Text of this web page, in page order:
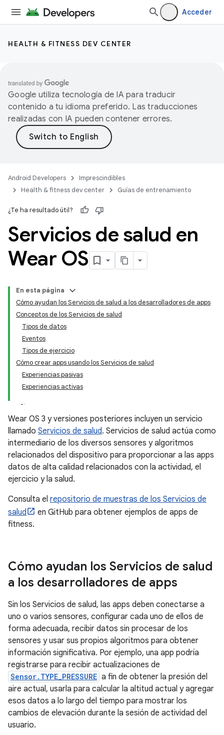
Acceder
HEALTH & FITNESS DEV CENTER
Google utiliza tecnología de IA para traducir
contenido a tu idioma preferido. Las traducciones
realizadas con IA pueden contener errores.
Android Developers
Imprescindibles
Health & fitness dev center
Guías de entrenamiento
¿Te ha resultado útil?
Servicios de salud en
Wear OS
En esta página
Cómo ayudan los Servicios de salud a los desarrolladores de apps
Conceptos de los Servicios de salud
Tipos de datos
Eventos
Tipos de ejercicio
Cómo crear apps usando los Servicios de salud
Experiencias pasivas
Experiencias activas
Wear OS 3 y versiones posteriores incluyen un servicio
llamado Servicios de salud. Servicios de salud actúa como
intermediario de los diversos sensores y algoritmos
relacionados del dispositivo para proporcionar a las apps
datos de alta calidad relacionados con la actividad, el
ejercicio y la salud.
Consulta el repositorio de muestras de los Servicios de
salud
en GitHub para obtener ejemplos de apps de
fitness.
Cómo ayudan los Servicios de salud
a los desarrolladores de apps
Sin los Servicios de salud, las apps deben conectarse a
uno o varios sensores, configurar cada uno de ellos de
forma adecuada, recibir datos sin procesar de los
sensores y usar sus propios algoritmos para obtener
información significativa. Por ejemplo, una app podría
registrarse para recibir actualizaciones de
Sensor.TYPE_PRESSURE a fin de obtener la presión del
aire actual, usarla para calcular la altitud actual y agregar
esos datos a lo largo del tiempo para mostrar los
cambios de elevación durante la sesión de actividad del
usuario.